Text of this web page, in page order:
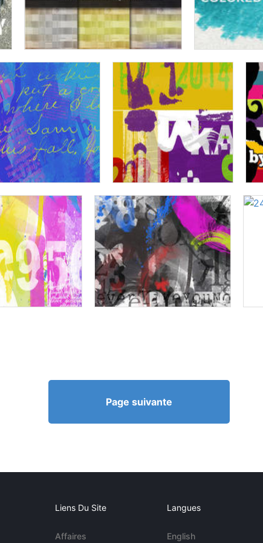
Page suivante
Liens Du Site
Affaires
Langues
English